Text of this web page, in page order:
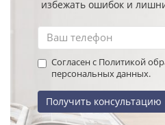
избежать ошибок и
Согласен с Политикой
персональных данных.
Получить консультацию